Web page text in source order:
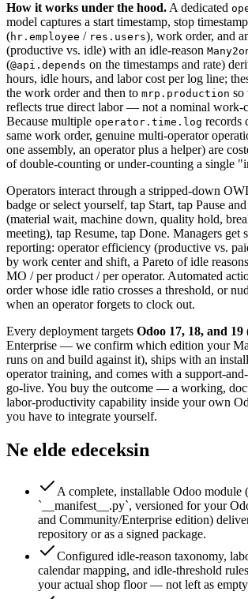
How it works under the hood. A dedicated
model captures a start timestamp, stop
(hr.employee / res.users), work order, and
(productive vs. idle) with an idle-reason
(@api.depends on the timestamps and rate)
hours, idle hours, and labor cost per log line;
the work order and then to mrp.production so
reflects true direct labor — not a nominal work-
Because multiple operator.time.log records
same work order, genuine multi-operator
one assembly, an operator plus a helper) are
of double-counting or under-counting a single
Operators interact through a stripped-down
badge or select yourself, tap Start, tap Pause
(material wait, machine down, quality hold,
meeting), tap Resume, tap Done. Managers get
reporting: operator efficiency (productive vs.
by work center and shift, a Pareto of idle
MO / per product / per operator. Automated
order whose idle ratio crosses a threshold, or
when an operator forgets to clock out.
Every deployment targets Odoo 17, 18, and 19
Enterprise — we confirm which edition your
runs on and build against it), ships with an
operator training, and comes with a support-
go-live. You buy the outcome — a working,
labor-productivity capability inside your own
you have to integrate yourself.
Ne elde edeceksin
A complete, installable Odoo module
`__manifest__.py`, versioned for your
and Community/Enterprise edition)
repository or as a signed package.
Configured idle-reason taxonomy,
calendar mapping, and idle-threshold
your actual shop floor — not left as